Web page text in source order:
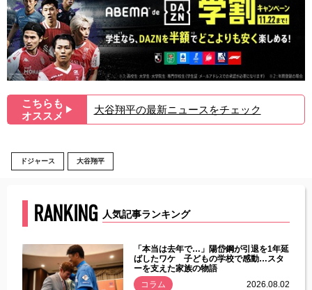
こちらも
オススメ ▶︎ 大谷翔平の最新ニュースをチェック
ドジャース 大谷翔平
RANKING 人気記事ランキング
「本当は去年で…」陽岱鋼が引退を1年延
ばしたワケ 子どもの学校で感動…スタ
ーを支えた家族の物語
コラム
2026.08.02